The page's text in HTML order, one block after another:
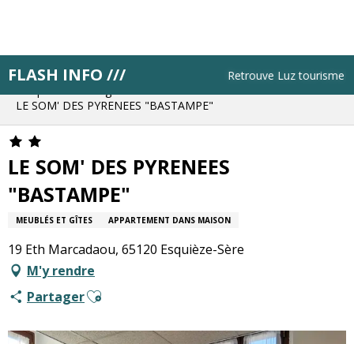
principal
FLASH INFO /// Retrouve Luz tourisme
Accueil
Résa pas à pas
LE SOM' DES PYRENEES "BASTAMPE"
LE SOM' DES PYRENEES
"BASTAMPE"
MEUBLÉS ET GÎTES APPARTEMENT DANS MAISON
19 Eth Marcadaou, 65120 Esquièze-Sère
M'y rendre
PartagerAjouter aux favoris